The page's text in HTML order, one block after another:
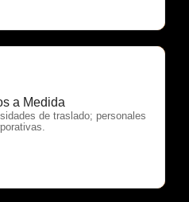
a Medida
de traslado; personales